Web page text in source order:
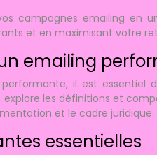
campagnes emailing en
et en maximisant votre
emailing
il est essentiel
les définitions et
et le cadre juridique.
essentielles